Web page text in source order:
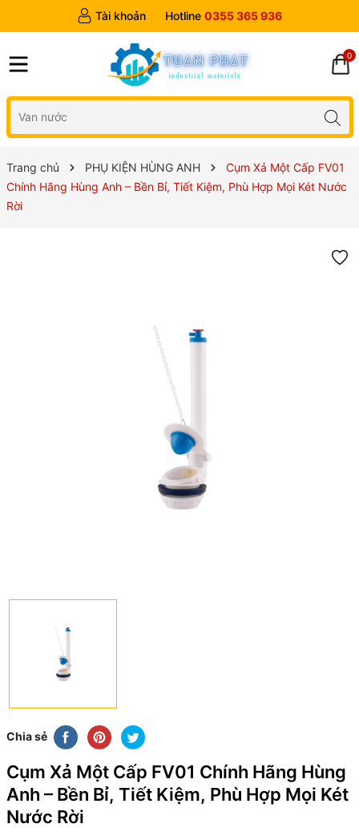
Tài khoản Hotline 0355 365 936
0
Trang chủ PHỤ KIỆN HÙNG ANH
Cụm Xả Một Cấp FV01
Chính Hãng Hùng Anh – Bền Bỉ, Tiết Kiệm, Phù Hợp Mọi Két Nước
Rời
Chia sẻ
Cụm Xả Một Cấp FV01 Chính Hãng Hùng
Anh – Bền Bỉ, Tiết Kiệm, Phù Hợp Mọi Két
Nước Rời